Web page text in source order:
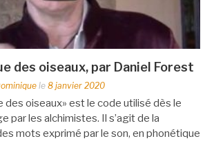
des oiseaux, par Daniel Forest
le 8 janvier 2020
des oiseaux» est le code utilisé dès le
par les alchimistes. Il s’agit de la
mots exprimé par le son, en phonétique